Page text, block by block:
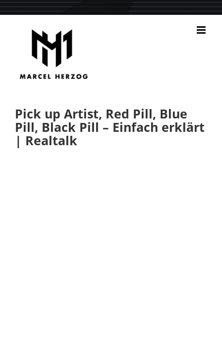
Pick up Artist, Red Pill, Blue
Pill, Black Pill – Einfach erklärt
| Realtalk